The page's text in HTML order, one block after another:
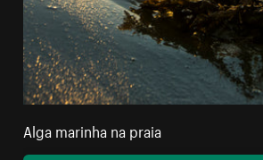
Alga marinha na praia